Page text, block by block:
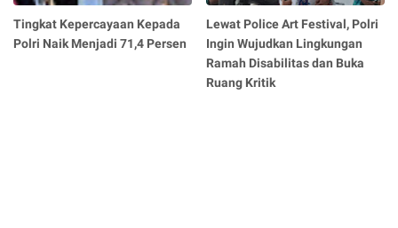
Tingkat Kepercayaan Kepada
Polri Naik Menjadi 71,4 Persen
Lewat Police Art Festival, Polri
Ingin Wujudkan Lingkungan
Ramah Disabilitas dan Buka
Ruang Kritik